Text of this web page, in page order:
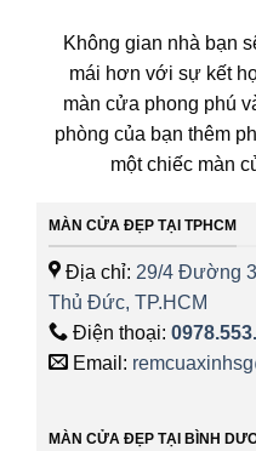
Không gian nhà bạn
mái hơn với sự kết
màn cửa phong phú
phòng của bạn thêm
một chiếc màn
MÀN CỬA ĐẸP TẠI TPHCM
Địa chỉ: 29/4 Đường
Thủ Đức, TP.HCM
Điện thoại:
Email:
MÀN CỬA ĐẸP TẠI BÌNH